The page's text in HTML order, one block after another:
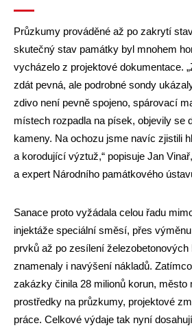
Průzkumy prováděné až po zakrytí
skutečný stav památky byl mnohem
vycházelo z projektové dokumentace.
zdát pevná, ale podrobné sondy
zdivo není pevně spojeno, spárovací
místech rozpadla na písek, objevily se
kameny. Na ochozu jsme navíc zjistili
a korodující výztuž,“ popisuje Jan
a expert Národního památkového
Sanace proto vyžádala celou řadu
injektáže speciální směsí, přes
prvků až po zesílení
znamenaly i navýšení nákladů.
zakázky činila 28 milionů korun, město
prostředky na průzkumy, projektové
práce. Celkové výdaje tak nyní